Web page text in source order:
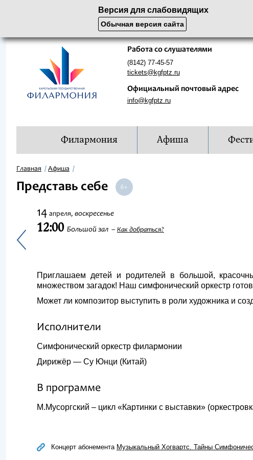
Версия для слабовидящих
Обычная версия сайта
Работа со слушателями
(8142) 77-45-57
tickets@kgfptz.ru
Официальный почтовый адрес
info@kgfptz.ru
Филармония Афиша
Главная Афиша
Представь себе
14 апреля, воскресенье
12:00 Большой зал Как добраться?
Приглашаем детей и родителей в большой,
множеством загадок! Наш симфонический оркестр
Может ли композитор выступить в роли художника и
Исполнители
Симфонический оркестр филармонии
Дирижёр — Су Юнци (Китай)
В программе
М.Мусоргский – цикл «Картинки с выставки»
Концерт абонемента Музыкальный Хогвартс. Тайны